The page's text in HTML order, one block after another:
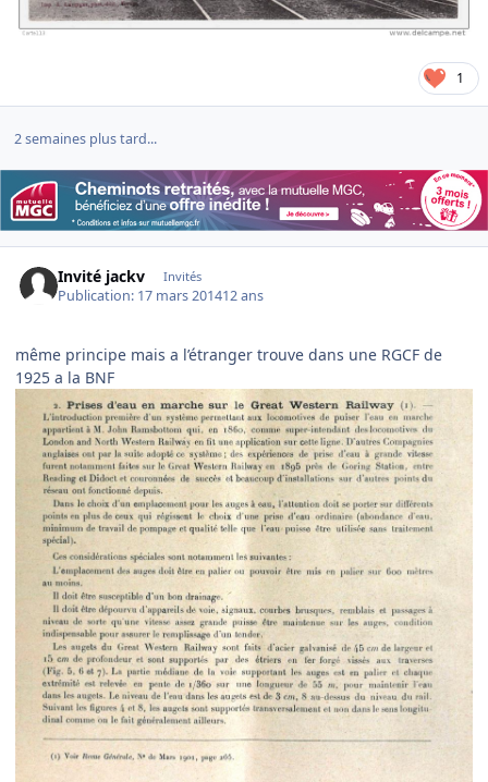
1
2 semaines plus tard...
Invité jackv Invités
Publication: 17 mars 201412 ans
même principe mais a l’étranger trouve dans une RGCF de
1925 a la BNF